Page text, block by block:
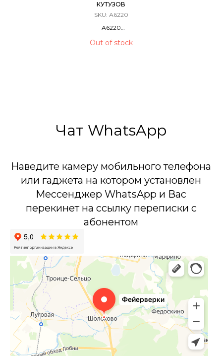
КУТУЗОВ
SKU: А6220
А6220
12 ЗАРЯДОВ / 1,75 КАЛИБР
Out of stock
Чат WhatsApp
Наведите камеру мобильного телефона
или гаджета на котором установлен
Мессенджер WhatsApp и Вас
перекинет на ссылку переписки с
абонентом